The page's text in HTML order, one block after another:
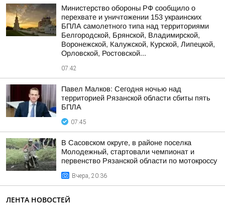
Министерство обороны РФ сообщило о
перехвате и уничтожении 153 украинских
БПЛА самолетного типа над территориями
Белгородской, Брянской, Владимирской,
Воронежской, Калужской, Курской, Липецкой,
Орловской, Ростовской...
07:42
Павел Малков: Сегодня ночью над
территорией Рязанской области сбиты пять
БПЛА
07:45
В Сасовском округе, в районе поселка
Молодежный, стартовали чемпионат и
первенство Рязанской области по мотокроссу
Вчера, 20:36
ЛЕНТА НОВОСТЕЙ